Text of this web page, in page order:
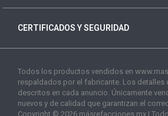
CERTIFICADOS Y SEGURIDAD
Todos los productos vendidos en
respaldados por el fabricante. Los detalles
descritos en cada anuncio. Únicamente
nuevos y de calidad que garantizan el
Copyright © 2026 másrefacciones.mx |